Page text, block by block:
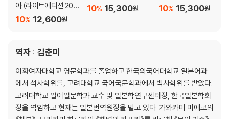
아 (라이트에디션 202
6)
12,600원
10%
15,300원
10% 15,300원
10%
역자 : 김춘미
이화여자대학교 영문학과를 졸업하고 한국외국어대학교 일본어과
에서 석사학위를, 고려대학교 국어국문학과에서 박사학위를 받았다.
고려대학교 일어일문학과 교수 및 일본학연구센터장, 한국일본학회
장을 역임하고 현재는 일본번역원장을 맡고 있다. 가와카미 미에코의